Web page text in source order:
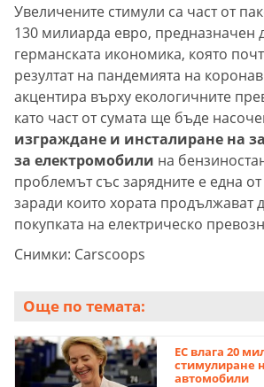
Увеличените стимули са част от
130 милиарда евро, предназначен
германската икономика, която
резултат на пандемията на
акцентира върху екологичните
като част от сумата ще бъде
изграждане и инсталиране на
за електромобили на
проблемът със зарядните е една
заради които хората продължават
покупката на електрическо
Снимки: Carscoops
Още по темата:
ЕС влага 20
стимулиране
автомобили